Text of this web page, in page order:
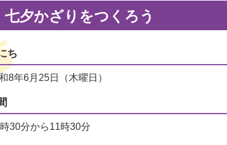
七夕かざりをつくろう
ち
8年6月25日（木曜日）
30分から11時30分